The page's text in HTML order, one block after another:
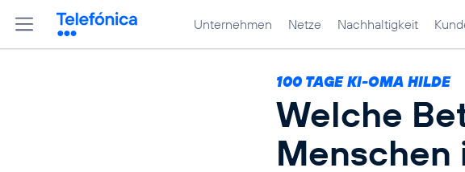
Unternehmen Netze Nachhaltigkeit
100 TAGE KI-OMA HILDE
Welche
Menschen